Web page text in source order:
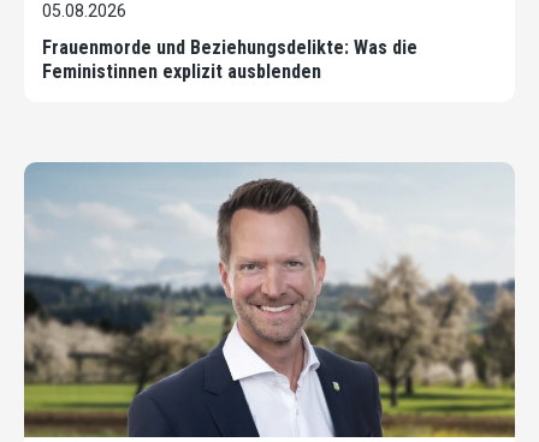
05.08.2026
Frauenmorde und Beziehungsdelikte: Was die
Feministinnen explizit ausblenden